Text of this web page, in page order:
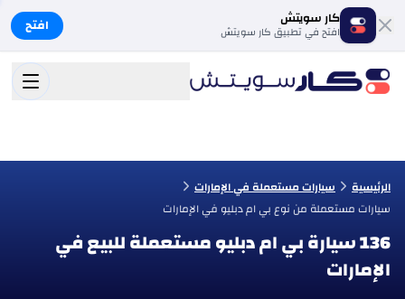
كار سويتش
افتح في تطبيق كار سويتش افتح
الرئيسية
سيارات مستعملة في الإمارات
سيارات مستعملة من نوع بي ام دبليو في الإمارات
136 سيارة بي ام دبليو مستعملة للبيع في
الإمارات